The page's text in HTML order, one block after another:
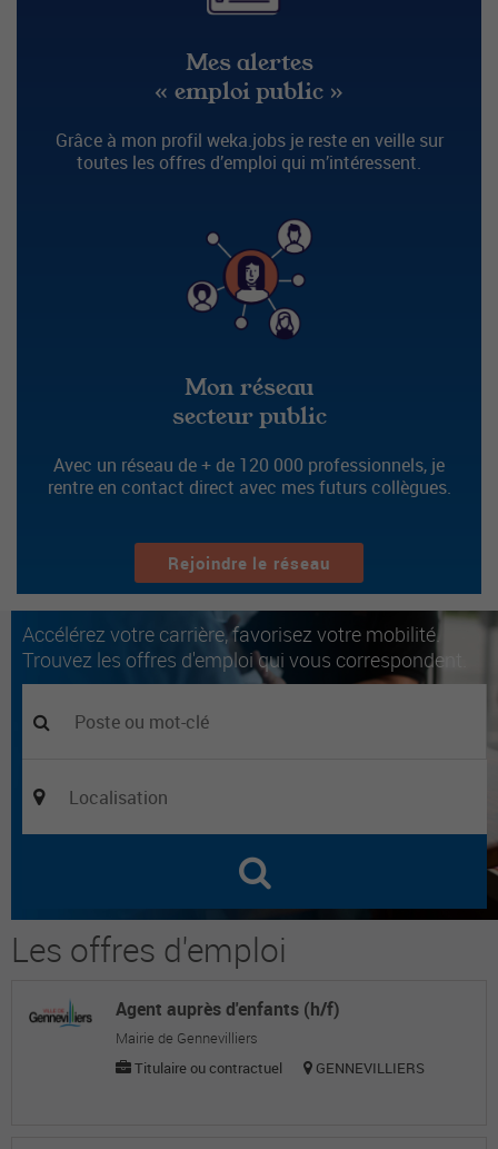
Mes alertes
« emploi public »
Grâce à mon profil weka.jobs je reste en veille sur
toutes les offres d’emploi qui m’intéressent.
Mon réseau
secteur public
Avec un réseau de + de 120 000 professionnels, je
rentre en contact direct avec mes futurs collègues.
Rejoindre le réseau
Accélérez votre carrière, favorisez votre mobilité.
Trouvez les offres d'emploi qui vous correspondent.
Les offres d'emploi
Agent auprès d'enfants (h/f)
Mairie de Gennevilliers
Titulaire ou contractuel
GENNEVILLIERS